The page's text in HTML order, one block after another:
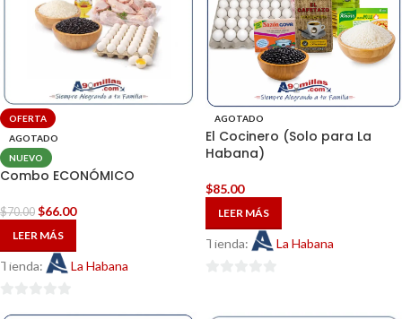
OFERTA
AGOTADO
NUEVO
Combo ECONÓMICO
$70.00 $66.00
LEER MÁS
Tienda: La Habana
AGOTADO
El Cocinero (Solo para La
Habana)
$85.00
LEER MÁS
Tienda: La Habana